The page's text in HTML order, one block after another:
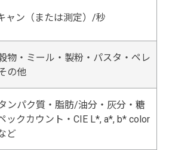
ャン（または測定）/秒
物・ミール・製粉・パスタ・ペレ
の他
ンパク質・脂肪/油分・灰分・糖
ックカウント・CIE L*, a*, b* color
ど